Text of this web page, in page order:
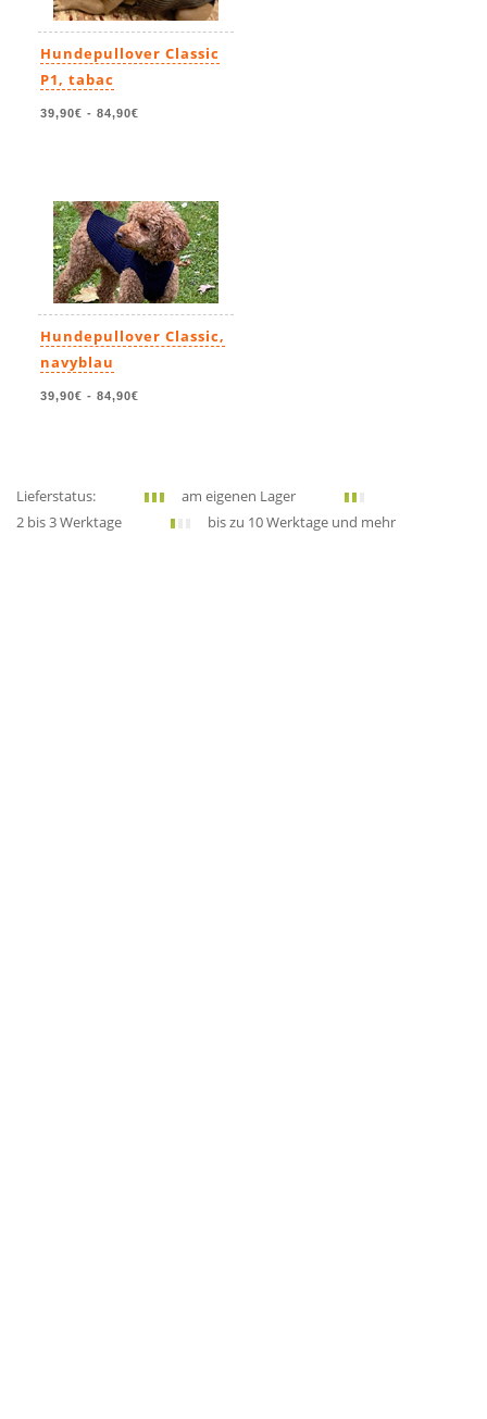
Hundepullover Classic
P1, tabac
39,90€ - 84,90€
Hundepullover Classic,
navyblau
39,90€ - 84,90€
Lieferstatus:
am eigenen Lager
2 bis 3 Werktage
bis zu 10 Werktage und mehr